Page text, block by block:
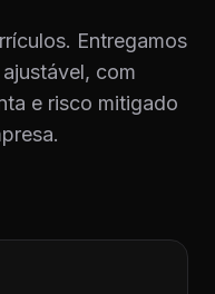
Entregamos
com
e risco mitigado